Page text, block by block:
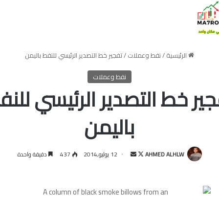
الرئيسية/نفط وعملات/تفجير خط التصدير الرئيسي للنفط باليمن
نفط وعملات
خط التصدير الرئيسي
باليمن
AHMED ALHLW
تابعأرسل 12 يوليو,2014 437 دقيقة واحدة